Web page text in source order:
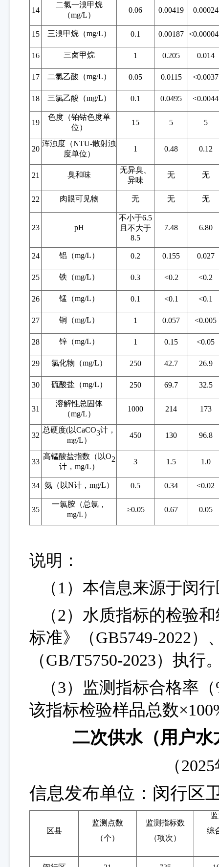
14
二氯一溴甲烷
（mg/L）
0.06 0.00419 0.00024
15 三溴甲烷（mg/L） 0.1 0.00187 <
16 三卤甲烷 1 0.205 0.014
17 二氯乙酸 （mg/L） 0.05 0.0115 <0.0037
18 三氯乙酸 （mg/L） 0.1 0.0495 <0.0044
19
色度（铂钴色度单
位）
15 5 5
20
浑浊度（NTU-散射浊
度单位）
1 0.48 0.12
21 臭和味
无异臭、
异味
无 无
22 肉眼可见物 无 无 无
23 pH
不小于6.5
且不大于
8.5
7.48 6.80
24 铝（mg/L） 0.2 0.155 0.027
25 铁（mg/L） 0.3 <0.2 <0.2
26 锰（mg/L） 0.1 <0.1 <0.1
27 铜（mg/L） 1 0.057 <0.005
28 锌（mg/L） 1 0.15 <0.05
29 氯化物（mg/L） 250 42.7 26.9
30 硫酸盐（mg/L） 250 69.7 32.5
31
溶解性总固体
（mg/L）
1000 214 173
32
总硬度(以CaCO3计，
mg/L）
450 130 96.8
33
高锰酸盐指数（以O2
计， mg/L）
3 1.5 1.0
34 氨（以N计，mg/L） 0.5 0.34 <0.02
35
一氯胺（总氯，
mg/L）
≥0.05 0.67 0.05
说明：
（ 1）本信息来源于闵
（2）水质指标的检验
标准》（GB5749-2022）
（GB/T5750-2023）执行
（3）监测指标合格率
该指标检验样品总数
二次供水（用户
（2025
信息发布单位：闵行区
区县
监测点数
（个）
监测指标数
（项次）
综